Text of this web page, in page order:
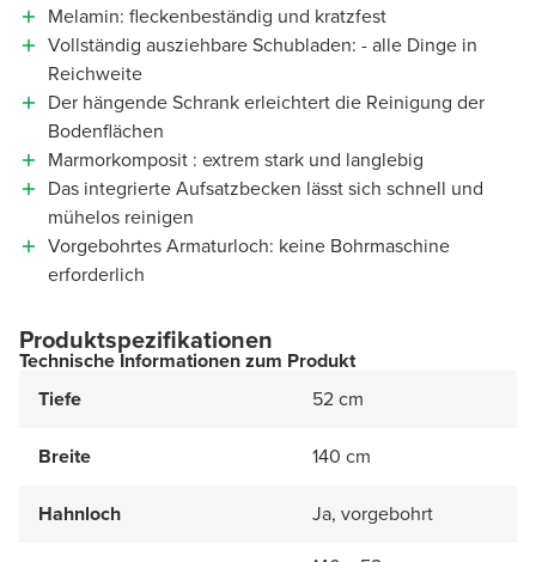
Melamin: fleckenbeständig und kratzfest
Vollständig ausziehbare Schubladen: - alle Dinge in
Reichweite
Der hängende Schrank erleichtert die Reinigung der
Bodenflächen
Marmorkomposit : extrem stark und langlebig
Das integrierte Aufsatzbecken lässt sich schnell und
mühelos reinigen
Vorgebohrtes Armaturloch: keine Bohrmaschine
erforderlich
Produktspezifikationen
Technische Informationen zum Produkt
Tiefe
52 cm
Breite 140 cm
Hahnloch Ja, vorgebohrt